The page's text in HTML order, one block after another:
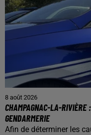
8 août 2026
CHAMPAGNAC-LA-
GENDARMERIE
Afin de déterminer les